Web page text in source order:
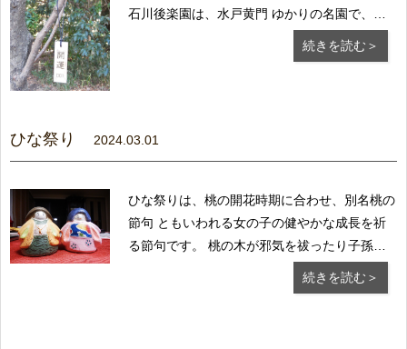
石川後楽園は、水戸黄門 ゆかりの名園で、広
続きを読む＞
ひな祭り 2024.03.01
ひな祭りは、桃の開花時期に合わせ、別名桃の
節句 ともいわれる女の子の健やかな成長を祈
る節句です。 桃の木が邪気を祓ったり子孫繁
続きを読む＞